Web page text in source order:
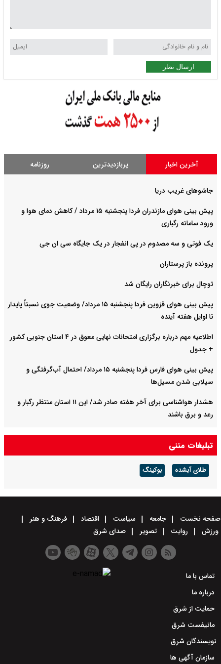
ارسال نظر
آخرین اخبار پربازدیدترین روزنامه
جاشوهای غریب دریا
پیش بینی هوای مازندران فردا پنجشنبه ۱۵ مرداد / کاهش دمای هوا و
ورود سامانه رگباری
یک فوتی و سه مصدوم در پی انفجار در یک جایگاه سی ان جی
پرونده باز پرستاران
توچال برای خبرنگاران رایگان شد
پیش بینی هوای قزوین فردا پنجشنبه ۱۵ مرداد/ وضعیت جوی نسبتاً پایدار
تا اوایل هفته آینده
اطلاعیه مهم درباره برگزاری امتحانات نهایی معوق در ۴ استان جنوبی کشور
+ جدول
پیش بینی هوای فارس فردا پنجشنبه ۱۵ مرداد/ احتمال آب‌گرفتگی و
سیلابی شدن مسیل‌ها
هشدار هواشناسی برای آخر هفته صادر شد/ این ۱۱ استان منتظر رگبار و
رعد و برق باشند
آخرین وضعیت ترافیکی محورهای اربعینی کشور + ویدیو
تبلیغات متنی
طلای آبشده بوکینگ
صفحه نخست جامعه سیاست اقتصاد
فرهنگ و هنر
ورزش
روایت تصویر صدای شرق
تماس با ما
درباره ما
حمایت از شرق
مانیفست شرق
نویسندگان شرق
سازمان آگهی ها